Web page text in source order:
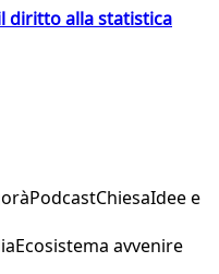
diritto alla statistica
PodcastChiesaIdee e
Ecosistema avvenire